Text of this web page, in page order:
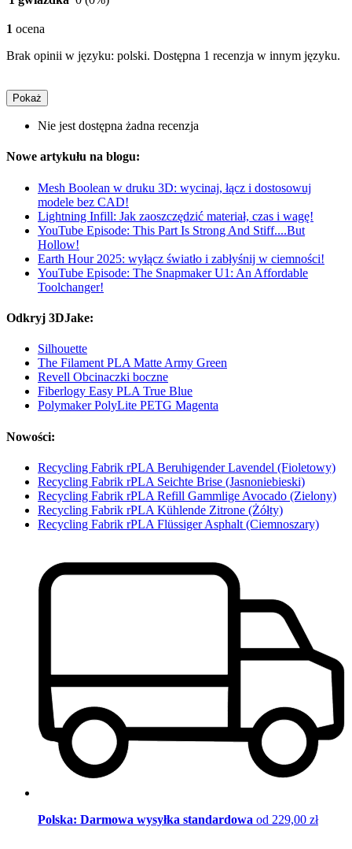
1 ocena
Brak opinii w języku: polski. Dostępna 1 recenzja w innym języku.
Pokaż
Nie jest dostępna żadna recenzja
Nowe artykułu na blogu:
Mesh Boolean w druku 3D: wycinaj, łącz i dostosowuj
modele bez CAD!
Lightning Infill: Jak zaoszczędzić materiał, czas i wagę!
YouTube Episode: This Part Is Strong And Stiff....But
Hollow!
Earth Hour 2025: wyłącz światło i zabłyśnij w ciemności!
YouTube Episode: The Snapmaker U1: An Affordable
Toolchanger!
Odkryj 3DJake:
Silhouette
The Filament PLA Matte Army Green
Revell Obcinaczki boczne
Fiberlogy Easy PLA True Blue
Polymaker PolyLite PETG Magenta
Nowości:
Recycling Fabrik rPLA Beruhigender Lavendel (Fioletowy)
Recycling Fabrik rPLA Seichte Brise (Jasnoniebieski)
Recycling Fabrik rPLA Refill Gammlige Avocado (Zielony)
Recycling Fabrik rPLA Kühlende Zitrone (Żółty)
Recycling Fabrik rPLA Flüssiger Asphalt (Ciemnoszary)
Polska: Darmowa wysyłka standardowa od 229,00 zł